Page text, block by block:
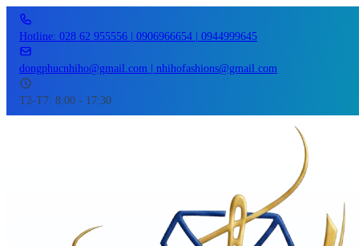
Hotline: 028 62 955556 | 0906966654 | 0944999645
dongphucnhiho@gmail.com | nhihofashions@gmail.com
T2-T7: 8:00 - 17:30